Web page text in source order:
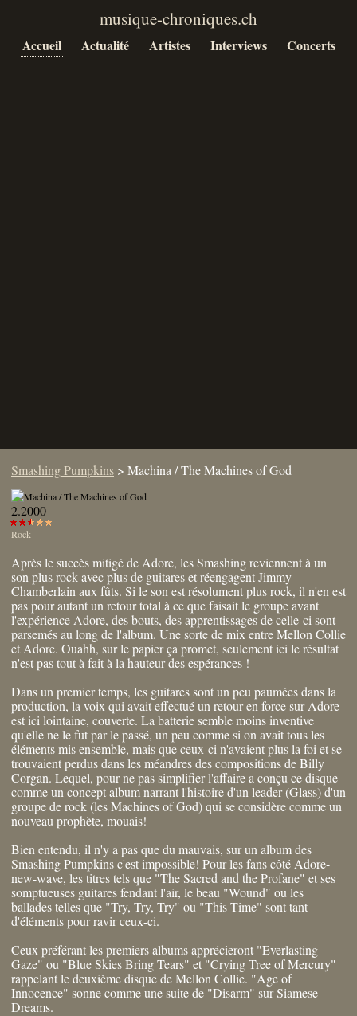
Accueil Actualité Artistes Interviews Concerts
Smashing Pumpkins > Machina / The Machines of God
2.2000
Rock
Après le succès mitigé de Adore, les Smashing reviennent à un
son plus rock avec plus de guitares et réengagent Jimmy
Chamberlain aux fûts. Si le son est résolument plus rock, il n'en est
pas pour autant un retour total à ce que faisait le groupe avant
l'expérience Adore, des bouts, des apprentissages de celle-ci sont
parsemés au long de l'album. Une sorte de mix entre Mellon Collie
et Adore. Ouahh, sur le papier ça promet, seulement ici le résultat
n'est pas tout à fait à la hauteur des espérances !
Dans un premier temps, les guitares sont un peu paumées dans la
production, la voix qui avait effectué un retour en force sur Adore
est ici lointaine, couverte. La batterie semble moins inventive
qu'elle ne le fut par le passé, un peu comme si on avait tous les
éléments mis ensemble, mais que ceux-ci n'avaient plus la foi et se
trouvaient perdus dans les méandres des compositions de Billy
Corgan. Lequel, pour ne pas simplifier l'affaire a conçu ce disque
comme un concept album narrant l'histoire d'un leader (Glass) d'un
groupe de rock (les Machines of God) qui se considère comme un
nouveau prophète, mouais!
Bien entendu, il n'y a pas que du mauvais, sur un album des
Smashing Pumpkins c'est impossible! Pour les fans côté Adore-
new-wave, les titres tels que "The Sacred and the Profane" et ses
somptueuses guitares fendant l'air, le beau "Wound" ou les
ballades telles que "Try, Try, Try" ou "This Time" sont tant
d'éléments pour ravir ceux-ci.
Ceux préférant les premiers albums apprécieront "Everlasting
Gaze" ou "Blue Skies Bring Tears" et "Crying Tree of Mercury"
rappelant le deuxième disque de Mellon Collie. "Age of
Innocence" sonne comme une suite de "Disarm" sur Siamese
Dreams.